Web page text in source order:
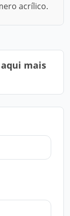
acrílico.
mais